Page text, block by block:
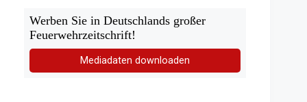
Werben Sie in Deutschlands großer
Feuerwehrzeitschrift!
Mediadaten downloaden